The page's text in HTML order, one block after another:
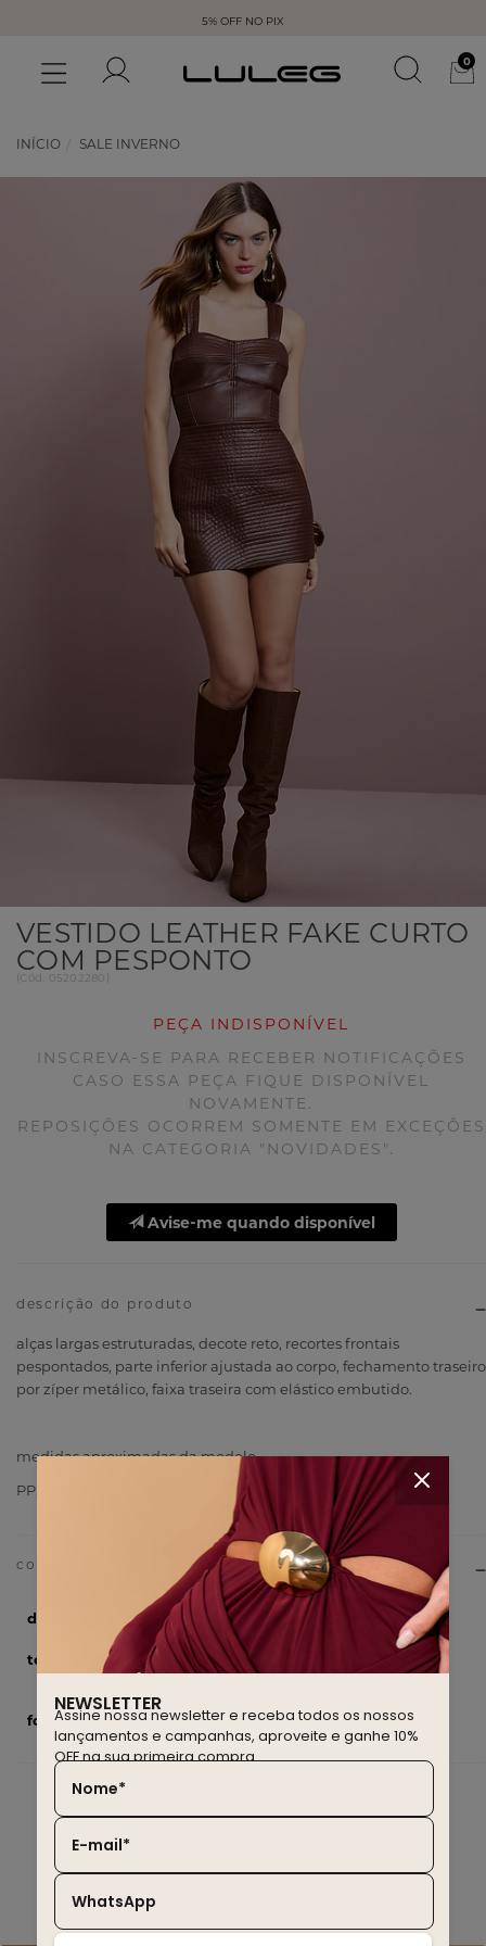
5% OFF NO PIX
0
INÍCIO SALE INVERNO
VESTIDO LEATHER FAKE CURTO
COM PESPONTO
(Cód. 05202280
PEÇA INDISPONÍVEL
INSCREVA-SE PARA RECEBER NOTIFICAÇÕES
CASO ESSA PEÇA FIQUE DISPONÍVEL
NOVAMENTE.
REPOSIÇÕES OCORREM SOMENTE EM EXCEÇÕES
NA CATEGORIA "NOVIDADES".
Avise-me quando disponível
descrição do produto
alças largas estruturadas, decote reto, recortes frontais
pespontados, parte inferior ajustada ao corpo, fechamento traseiro
por zíper metálico, faixa traseira com elástico embutido.
medidas aproximadas da modelo
PP, altura 1,73m, busto 79, cintura 60, quadril 94
drop Brown
tecido
100% Viscose recoberto com
poliuretano
forro Não tem
você também deve gostar
NEWSLETTER
Assine nossa newsletter e receba todos os nossos
lançamentos e campanhas, aproveite e ganhe 10%
OFF na sua primeira compra.
Nome*
E-mail*
WhatsApp